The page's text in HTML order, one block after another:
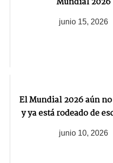
junio 15, 2026
El Mundial 2026 aún
y ya está rodeado de
junio 10, 2026